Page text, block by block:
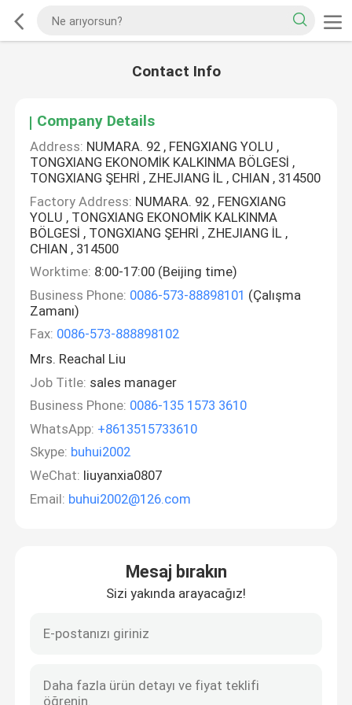
Contact Info
Company Details
Address: NUMARA. 92 , FENGXIANG YOLU ,
TONGXIANG EKONOMİK KALKINMA BÖLGESİ ,
TONGXIANG ŞEHRİ , ZHEJIANG İL , CHIAN , 314500
Factory Address: NUMARA. 92 , FENGXIANG
YOLU , TONGXIANG EKONOMİK KALKINMA
BÖLGESİ , TONGXIANG ŞEHRİ , ZHEJIANG İL ,
CHIAN , 314500
Worktime: 8:00-17:00 (Beijing time)
Business Phone: 0086-573-88898101 (Çalışma
Zamanı)
Fax: 0086-573-888898102
Mrs. Reachal Liu
Job Title: sales manager
Business Phone: 0086-135 1573 3610
WhatsApp: +8613515733610
Skype: buhui2002
WeChat: liuyanxia0807
Email: buhui2002@126.com
Mesaj bırakın
Sizi yakında arayacağız!